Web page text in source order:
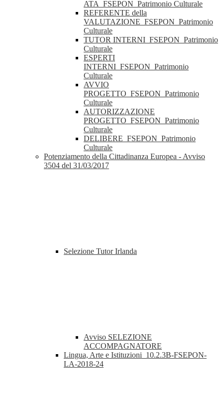
ATA_FSEPON_Patrimonio Culturale
REFERENTE della
VALUTAZIONE_FSEPON_Patrimonio
Culturale
TUTOR INTERNI_FSEPON_Patrimonio
Culturale
ESPERTI
INTERNI_FSEPON_Patrimonio
Culturale
AVVIO
PROGETTO_FSEPON_Patrimonio
Culturale
AUTORIZZAZIONE
PROGETTO_FSEPON_Patrimonio
Culturale
DELIBERE_FSEPON_Patrimonio
Culturale
Potenziamento della Cittadinanza Europea - Avviso
3504 del 31/03/2017
Selezione Tutor Irlanda
Avviso SELEZIONE
ACCOMPAGNATORE
Lingua, Arte e Istituzioni_10.2.3B-FSEPON-
LA-2018-24